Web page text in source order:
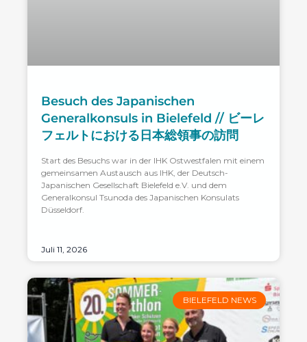
Besuch des Japanischen
Generalkonsuls in Bielefeld // ビーレ
フェルトにおける日本総領事の訪問
Start des Besuchs war in der IHK Ostwestfalen mit einem
gemeinsamen Austausch aus IHK, der Deutsch-
Japanischen Gesellschaft Bielefeld e.V. und dem
Generalkonsul Tsunoda des Japanischen Konsulats
Düsseldorf.
Juli 11, 2026
BIELEFELD NEWS